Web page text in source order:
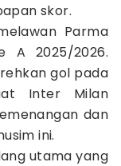
skor.
Parma
A 2025/2026.
gol pada
Inter Milan
dan
ini.
utama yang